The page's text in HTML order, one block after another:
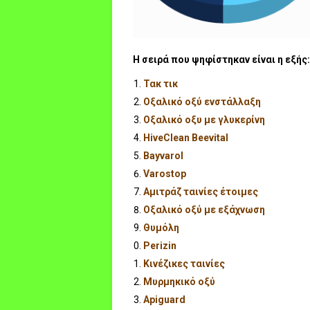
Η σειρά που ψηφίστηκαν είναι η εξής:
Τακ τικ
Οξαλικό οξύ ενστάλλαξη
Οξαλικό οξυ με γλυκερίνη
ΗiveClean Beevital
Bayvarol
Varostop
Αμιτράζ ταινίες έτοιμες
Οξαλικό οξύ με εξάχνωση
Θυμόλη
Perizin
Κινέζικες ταινίες
Μυρμηκικό οξύ
Apiguard